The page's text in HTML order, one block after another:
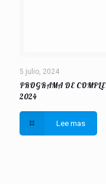
5 julio, 2024
PROGRAMA DE
2024
Lee mas